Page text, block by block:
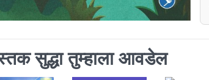
सुद्धा तुम्हाला आवडेल